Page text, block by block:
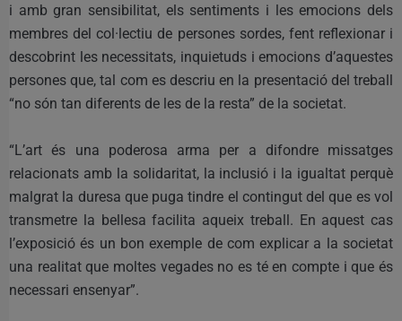
i amb gran sensibilitat, els sentiments i les emocions dels
membres del col·lectiu de persones sordes, fent reflexionar i
descobrint les necessitats, inquietuds i emocions d’aquestes
persones que, tal com es descriu en la presentació del treball
“no són tan diferents de les de la resta” de la societat.
“L’art és una poderosa arma per a difondre missatges
relacionats amb la solidaritat, la inclusió i la igualtat perquè
malgrat la duresa que puga tindre el contingut del que es vol
transmetre la bellesa facilita aqueix treball. En aquest cas
l’exposició és un bon exemple de com explicar a la societat
una realitat que moltes vegades no es té en compte i que és
necessari ensenyar”.